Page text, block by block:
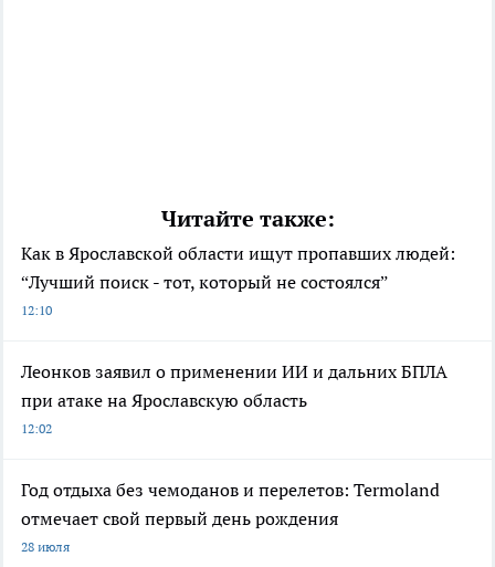
Читайте также:
Как в Ярославской области ищут пропавших людей:
“Лучший поиск - тот, который не состоялся”
12:10
Леонков заявил о применении ИИ и дальних БПЛА
при атаке на Ярославскую область
12:02
Год отдыха без чемоданов и перелетов: Termoland
отмечает свой первый день рождения
28 июля